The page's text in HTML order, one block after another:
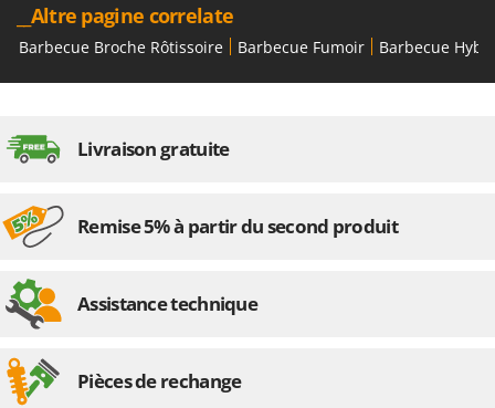
O
Officine Savioli
Omas
Ooni
Outdoorchef
P
Palumbo Pavi
__Altre pagine correlate
Barbecue Broche Rôtissoire Barbecue Fumoir Barbecue
Livraison gratuite
Remise 5% à partir du second produit
Assistance technique
Pièces de rechange